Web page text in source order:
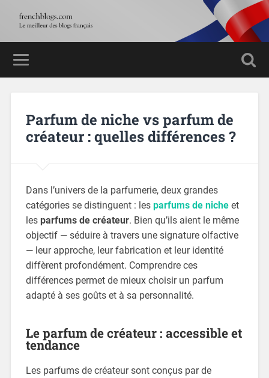
Parfum de niche vs parfum de
créateur : quelles différences ?
Dans l’univers de la parfumerie, deux grandes
catégories se distinguent : les parfums de nicheet
les parfums de créateur. Bien qu’ils aient le même
objectif — séduire à travers une signature olfactive
— leur approche, leur fabrication et leur identité
diffèrent profondément. Comprendre ces
différences permet de mieux choisir un parfum
adapté à ses goûts et à sa personnalité.
Le parfum de créateur : accessible et
tendance
Les parfums de créateur sont conçus par de